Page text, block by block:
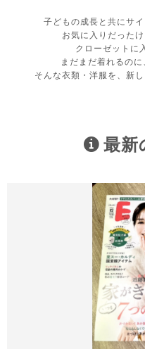
子どもの成長と共にサ
お気に入りだった
クローゼットに
まだまだ着れるの
そんな衣類・洋服を、新
最新